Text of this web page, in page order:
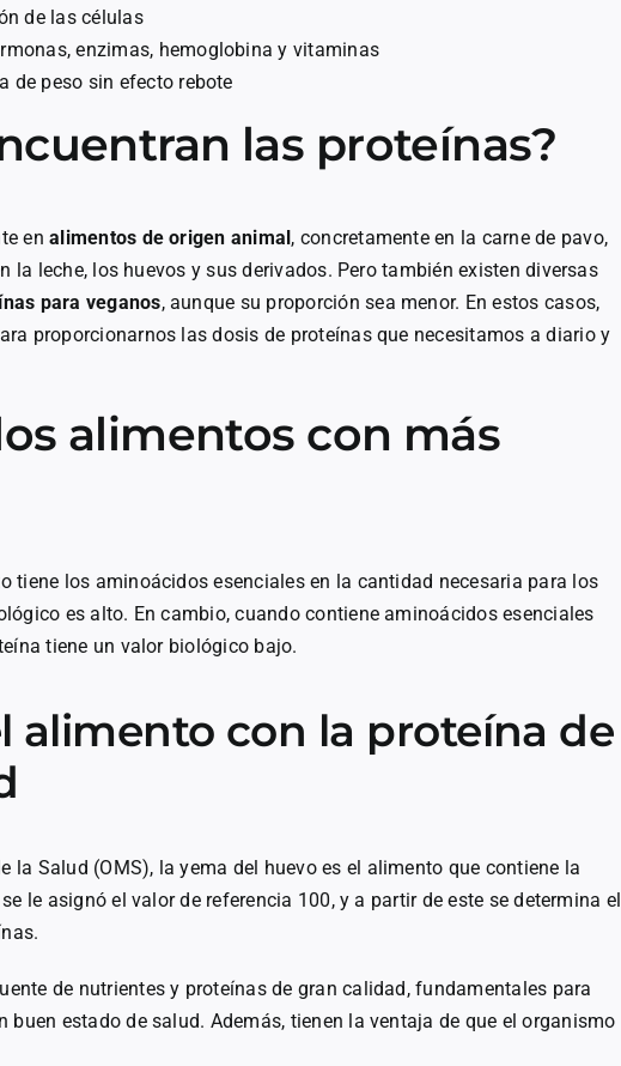
de las células
enzimas, hemoglobina y vitaminas
de peso sin efecto rebote
las proteínas?
enalimentos de origen animal, concretamente en la carne de pavo,
la leche, los huevos y sus derivados. Pero también existen diversas
para veganos, aunque su proporción sea menor. En estos casos,
proporcionarnos las dosis de proteínas que necesitamos a diario y
alimentos con más
tiene los aminoácidos esenciales en la cantidad necesaria para los
es alto. En cambio, cuando contiene aminoácidos esenciales
tiene un valor biológico bajo.
alimento con la proteína de
la Salud (OMS), la yema del huevo es el alimento que contiene la
le asignó el valor de referencia 100, y a partir de este se determina el
de nutrientes y proteínas de gran calidad, fundamentales para
buen estado de salud. Además, tienen la ventaja de que el organismo